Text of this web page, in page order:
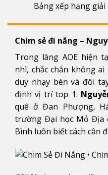
Bảng xếp hạng
Chim sẻ đi nắng –
Trong làng AOE hiện
nhì, chắc chắn không
duy nhạy bén và đôi
định vị trí top 1.
quê ở Đan Phượng,
trường Đại học Mỏ Địa
Bình luôn biết cách cân